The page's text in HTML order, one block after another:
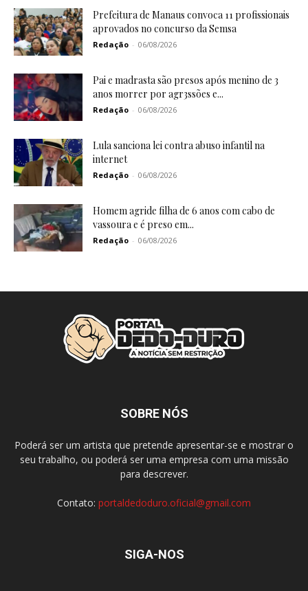
Prefeitura de Manaus convoca 11 profissionais
aprovados no concurso da Semsa
Redação - 06/08/2026
Pai e madrasta são presos após menino de 3
anos morrer por agr3ssões e...
Redação - 06/08/2026
Lula sanciona lei contra abuso infantil na
internet
Redação - 06/08/2026
Homem agride filha de 6 anos com cabo de
vassoura e é preso em...
Redação - 06/08/2026
SOBRE NÓS
Poderá ser um artista que pretende apresentar-se e mostrar o
seu trabalho, ou poderá ser uma empresa com uma missão
para descrever.
Contato: portaldedoduro.oficial@gmail.com
SIGA-NOS